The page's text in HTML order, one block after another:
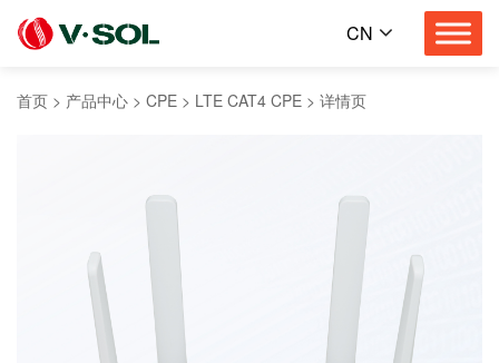
CN
首页 > 产品中心 > CPE > LTE CAT4 CPE > 详情页